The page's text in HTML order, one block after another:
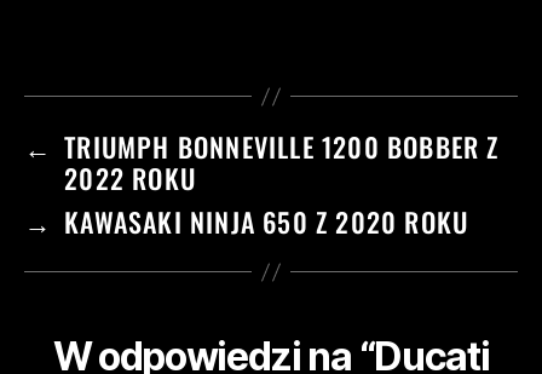
← TRIUMPH BONNEVILLE 1200 BOBBER Z
2022 ROKU
→ KAWASAKI NINJA 650 Z 2020 ROKU
W odpowiedzi na “Ducati